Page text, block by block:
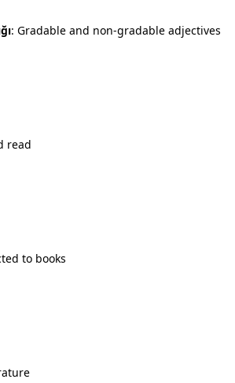
: Gradable and non-gradable adjectives
read
to books